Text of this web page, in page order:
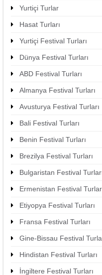
Yurtiçi Turlar
Hasat Turları
Yurtiçi Festival Turları
Dünya Festival Turları
ABD Festival Turları
Almanya Festival Turları
Avusturya Festival Turları
Bali Festival Turları
Benin Festival Turları
Brezilya Festival Turları
Bulgaristan Festival
Ermenistan Festival
Etiyopya Festival Turları
Fransa Festival Turları
Gine-Bissau Festival
Hindistan Festival Turları
İngiltere Festival Turları